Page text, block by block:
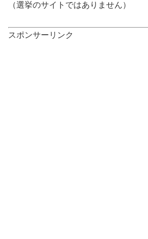
（選挙のサイトではありません）
スポンサーリンク